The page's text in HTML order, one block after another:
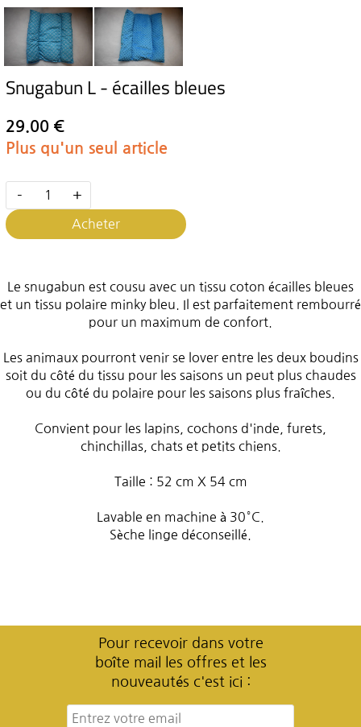
Snugabun L - écailles bleues
29.00 €
Plus qu'un seul article
- +
Acheter
Le snugabun est cousu avec un tissu coton écailles bleues
et un tissu polaire minky bleu. Il est parfaitement rembourré
pour un maximum de confort.
Les animaux pourront venir se lover entre les deux boudins
soit du côté du tissu pour les saisons un peut plus chaudes
ou du côté du polaire pour les saisons plus fraîches.
Convient pour les lapins, cochons d'inde, furets,
chinchillas, chats et petits chiens.
Taille : 52 cm X 54 cm
Lavable en machine à 30°C.
Sèche linge déconseillé.
Pour recevoir dans votre
boîte mail les offres et les
nouveautés c'est ici :